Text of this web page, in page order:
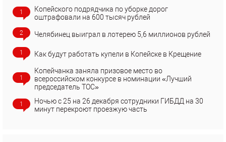
1
Копейского подрядчика по уборке дорог
оштрафовали на 600 тысяч рублей
2 Челябинец выиграл в лотерею 5,6 миллионов рублей
1 Как будут работать купели в Копейске в Крещение
1
Копейчанка заняла призовое место во
всероссийском конкурсе в номинации «Лучший
председатель ТОС»
1
Ночью с 25 на 26 декабря сотрудники ГИБДД на 30
минут перекроют проезжую часть